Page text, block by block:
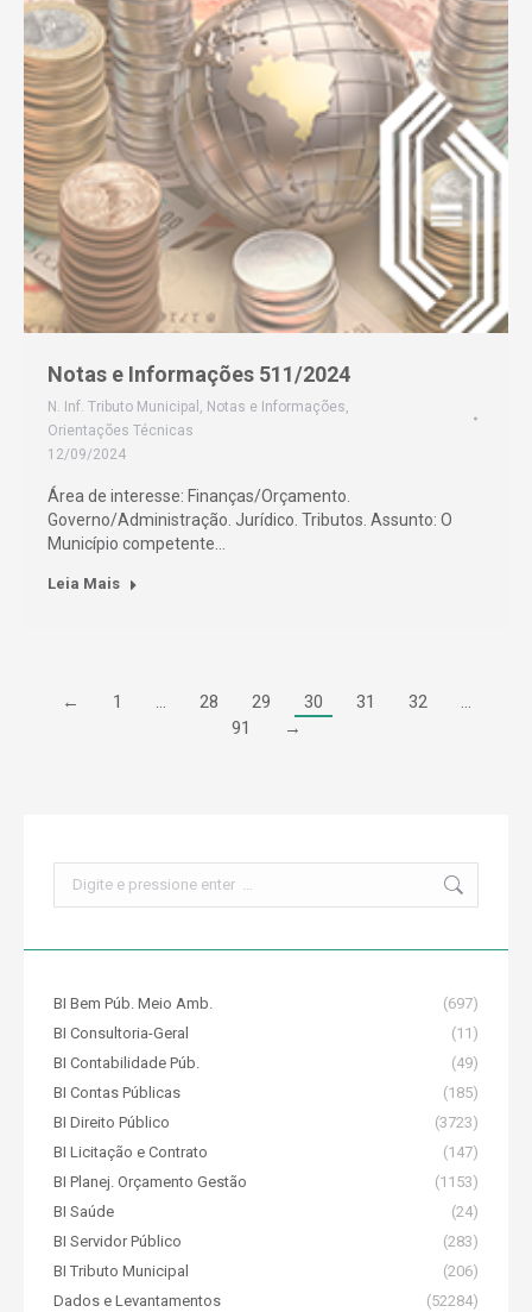
Notas e Informações 511/2024
N. Inf. Tributo Municipal , Notas e Informações,
Orientações Técnicas
12/09/2024
Área de interesse: Finanças/Orçamento.
Governo/Administração. Jurídico. Tributos. Assunto: O
Município competente…
Leia Mais
← 1 … 28 29 30 31 32
…
91
→
BI Bem Púb. Meio Amb.
(697)
BI Consultoria-Geral
(11)
BI Contabilidade Púb.
(49)
BI Contas Públicas
(185)
BI Direito Público
(3723)
BI Licitação e Contrato
(147)
BI Planej. Orçamento Gestão
(1153)
BI Saúde
(24)
BI Servidor Público
(283)
BI Tributo Municipal
(206)
Dados e Levantamentos
(52284)